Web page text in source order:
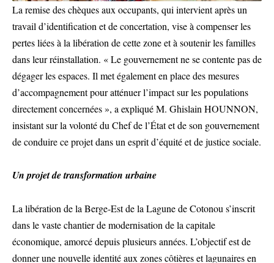
La remise des chèques aux occupants, qui intervient après un
travail d’identification et de concertation, vise à compenser les
pertes liées à la libération de cette zone et à soutenir les familles
dans leur réinstallation. « Le gouvernement ne se contente pas de
dégager les espaces. Il met également en place des mesures
d’accompagnement pour atténuer l’impact sur les populations
directement concernées », a expliqué M. Ghislain HOUNNON,
insistant sur la volonté du Chef de l’État et de son gouvernement
de conduire ce projet dans un esprit d’équité et de justice sociale.
Un projet de transformation urbaine
La libération de la Berge-Est de la Lagune de Cotonou s’inscrit
dans le vaste chantier de modernisation de la capitale
économique, amorcé depuis plusieurs années. L’objectif est de
donner une nouvelle identité aux zones côtières et lagunaires en